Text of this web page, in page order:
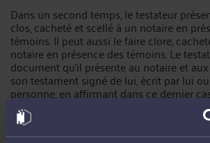
Dans un second temps, le testateur
clos, cacheté et scellé à un notaire en
témoins. Il peut aussi le faire clore,
notaire en présence des témoins. Le
document qu'il présente au notaire et
son testament signé de lui, écrit par lui
personne, en affirmant dans ce dernier
personnellement vérifié la teneur. Il doit
d'écriture employé : manuelle ou
al. 2).